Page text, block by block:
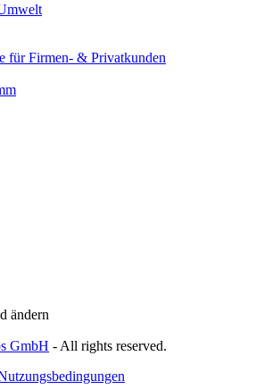
für Firmen- & Privatkunden
ändern
GmbH - All rights reserved.